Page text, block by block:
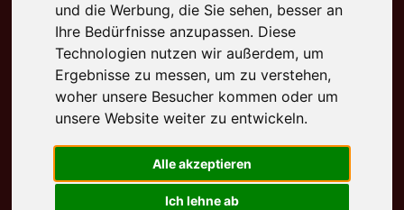
und die Werbung, die Sie sehen, besser an
Ihre Bedürfnisse anzupassen. Diese
Technologien nutzen wir außerdem, um
Ergebnisse zu messen, um zu verstehen,
woher unsere Besucher kommen oder um
unsere Website weiter zu entwickeln.
Alle akzeptieren
Ich lehne ab